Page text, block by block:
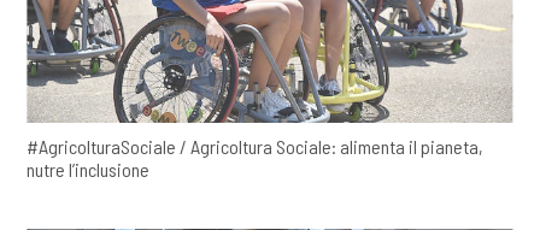
#AgricolturaSociale / Agricoltura Sociale: alimenta il pianeta,
nutre l’inclusione